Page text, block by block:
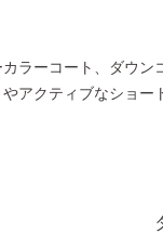
ラーコート、ダウン
アクティブなショ